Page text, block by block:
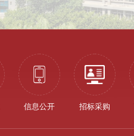
信息公开 招标采购